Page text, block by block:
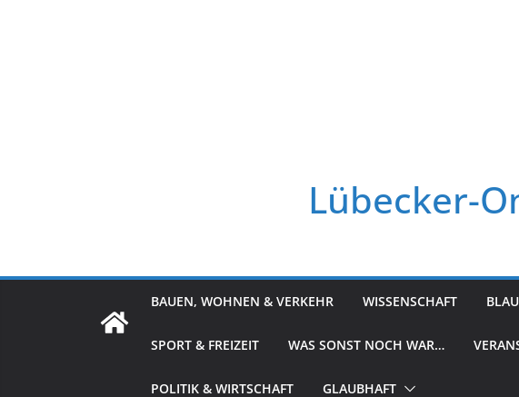
Lübecker-
BAUEN, WOHNEN & VERKEHR WISSENSCHAFT
SPORT & FREIZEIT WAS SONST NOCH WAR…
POLITIK & WIRTSCHAFT GLAUBHAFT